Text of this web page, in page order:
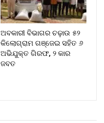
ଅବକାରୀ ବିଭାଗର ଚଢ଼ାଉ ୫୨
କିଲୋଗ୍ରାମ ଗଞ୍ଜେଇ ସହିତ ୬
ଅଭିଯୁକ୍ତ ଗିରଫ, ୨ କାର
ଜବତ